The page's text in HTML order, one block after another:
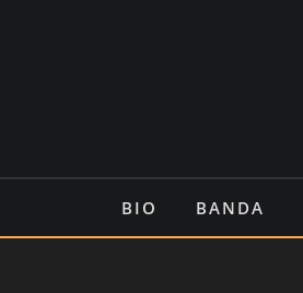
BIO BANDA